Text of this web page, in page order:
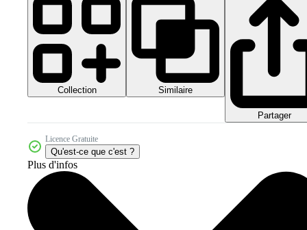
Collection Similaire
Partager
Licence Gratuite
Qu'est-ce que c'est ?
Plus d'infos